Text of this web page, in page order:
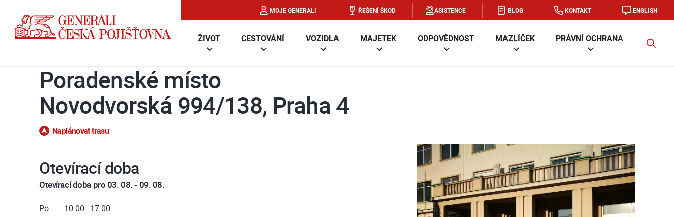
MOJE GENERALI ŘEŠENÍ ŠKOD ASISTENCE BLOG KONTAKT ENGLISH
ŽIVOT CESTOVÁNÍ VOZIDLA MAJETEK ODPOVĚDNOST MAZLÍČEK PRÁVNÍ OCHRANA FIRMA
Poradenské místo
Novodvorská 994/138, Praha 4
Naplánovat trasu
Otevírací doba
Otevírací doba pro 03. 08. - 09. 08.
Po
10:00 - 17:00